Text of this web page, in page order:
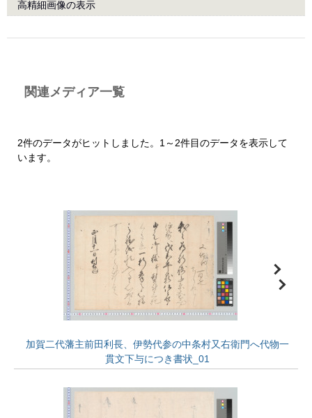
高精細画像の表示
関連メディア一覧
2件のデータがヒットしました。1～2件目のデータを表示して
います。
加賀二代藩主前田利長、伊勢代参の中条村又右衛門へ代物一
貫文下与につき書状_01